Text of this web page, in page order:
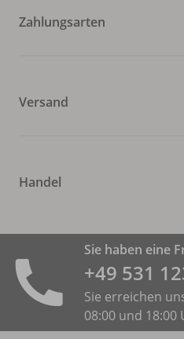
Zahlungsarten
Versand
Handel
Sie haben eine
+49 531
Sie erreichen
08:00 und 18:00